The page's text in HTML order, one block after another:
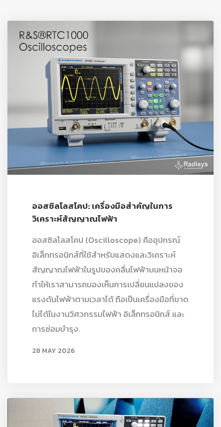
ออสซิลโลสโคป: เครื่องมือสำคัญในการ
วิเคราะห์สัญญาณไฟฟ้า
ออสซิลโลสโคป (Oscilloscope) คืออุปกรณ์
อิเล็กทรอนิกส์ที่ใช้สำหรับแสดงและวิเคราะห์
สัญญาณไฟฟ้าในรูปของคลื่นไฟฟ้าบนหน้าจอ
ทำให้เราสามารถมองเห็นการเปลี่ยนแปลงของ
แรงดันไฟฟ้าตามเวลาได้ ถือเป็นเครื่องมือที่ขาด
ไม่ได้ในงานวิศวกรรมไฟฟ้า อิเล็กทรอนิกส์ และ
การซ่อมบำรุง.
28 MAY 2026